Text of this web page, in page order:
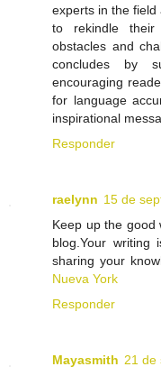
experts in the
to rekindle their
obstacles and
concludes by
encouraging
for language
inspirational
Responder
raelynn 15 de
Keep up the
blog.Your writing
sharing your
Nueva York
Responder
Mayasmith 21 de